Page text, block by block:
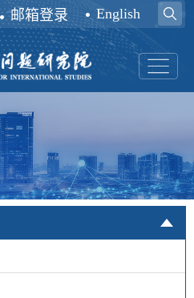
邮箱登录 English